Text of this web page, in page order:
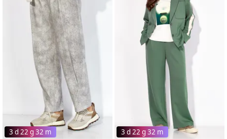
3 d 22 g 32 m 3 d 22 g 32 m